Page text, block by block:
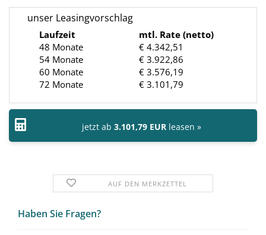
unser Leasingvorschlag
Laufzeit
mtl. Rate (netto)
48 Monate
€ 4.342,51
54 Monate
€ 3.922,86
60 Monate
€ 3.576,19
72 Monate
€ 3.101,79
jetzt ab 3.101,79 EUR leasen »
AUF DEN MERKZETTEL
Haben Sie Fra­gen?